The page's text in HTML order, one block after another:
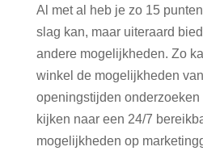
Al met al heb je zo 15
slag kan, maar uiteraard
andere mogelijkheden. Zo
winkel de mogelijkheden
openingstijden
kijken naar een 24/7
mogelijkheden op